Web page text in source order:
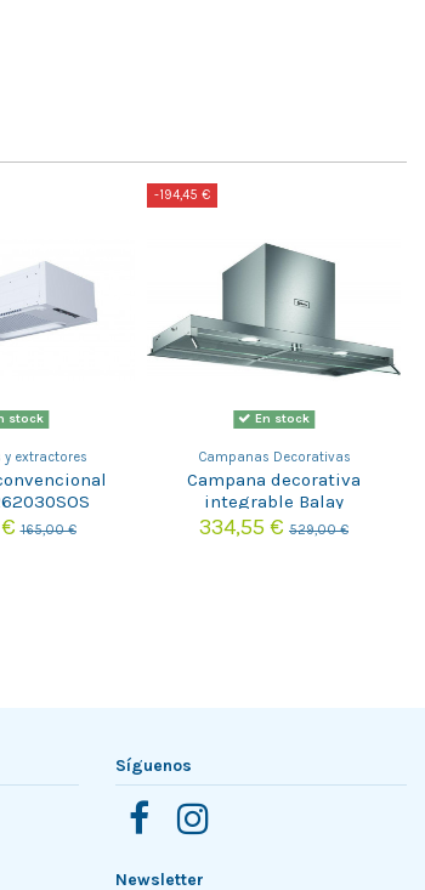
stock
y extractores
€165,00 €
-194,45 €
En stock
Campanas Decorativas
Campana decorativa
integrable Balay
3BD896MX
334,55 € 529,00 €
Síguenos
Newsletter